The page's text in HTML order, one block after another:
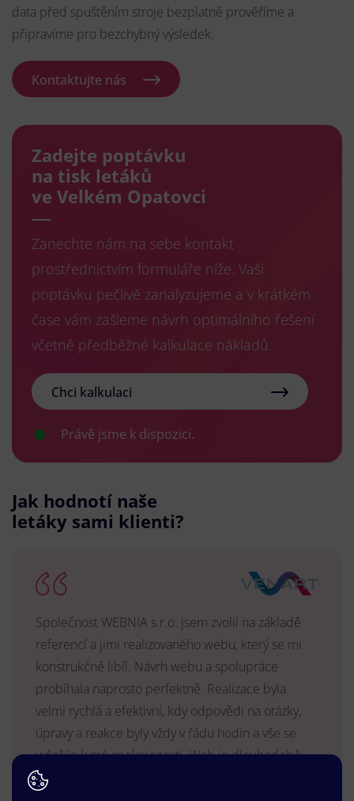
data před spuštěním stroje bezplatně prověříme a
připravíme pro bezchybný výsledek.
Kontaktujte nás
Zadejte poptávku
na tisk letáků
ve Velkém Opatovci
Zanechte nám na sebe kontakt
prostřednictvím formuláře níže. Vaši
poptávku pečlivě zanalyzujeme a v krátkém
čase vám zašleme návrh optimálního řešení
včetně předběžné kalkulace nákladů.
Chci kalkulaci
Právě jsme k dispozici.
Jak hodnotí naše
letáky sami klienti?
Společnost WEBNIA s.r.o. jsem zvolil na základě
referencí a jimi realizovaného webu, který se mi
konstrukčně libíl. Návrh webu a spolupráce
probíhala naprosto perfektně. Realizace byla
velmi rychlá a efektivní, kdy odpovědi na otázky,
úpravy a reakce byly vždy v řádu hodin a vše se
vyřešilo k mé spokojenosti. Web je dlouhodobě
vyhovující, stabilní, průběžně upravován a podílí se